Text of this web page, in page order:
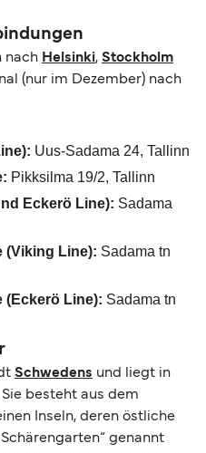
nach Helsinki, Stockholm
(nur im Dezember) nach
Uus-Sadama 24, Tallinn
Pikksilma 19/2, Tallinn
Eckerö Line): Sadama
(Viking Line): Sadama tn
(Eckerö Line): Sadama tn
Schwedens und liegt in
besteht aus dem
Inseln, deren östliche
genannt